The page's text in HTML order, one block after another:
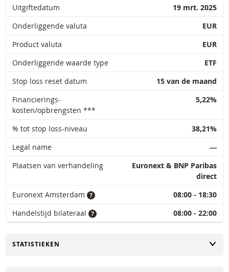
Uitgiftedatum
19 mrt. 2025
Onderliggende valuta
EUR
Product valuta
EUR
Onderliggende waarde type
ETF
Stop loss reset datum
15 van de maand
Financierings-
kosten/opbrengsten ***
5,22%
% tot stop loss-niveau
38,21%
Legal name
―
Plaatsen van verhandeling
Euronext & BNP Paribas
direct
Euronext Amsterdam
08:00 - 18:30
Handelstijd bilateraal
08:00 - 22:00
TOGGLE
STATISTIEKEN